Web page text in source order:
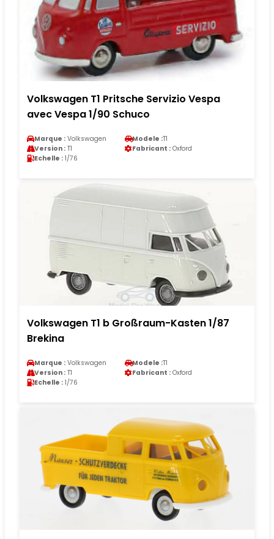
Volkswagen T1 Pritsche Servizio Vespa
avec Vespa 1/90 Schuco
Marque : Volkswagen Modele :T1
Version : T1 Fabricant : Oxford
Echelle : 1/76
Volkswagen T1 b Großraum-Kasten 1/87
Brekina
Marque : Volkswagen Modele :T1
Version : T1 Fabricant : Oxford
Echelle : 1/76